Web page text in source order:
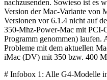
nachzusenden. Sowieso ist es
Version der Mac-Variante von
Versionen vor 6.1.4 nicht auf
350-Mhz-Power-Mac mit PCI-
Programm genommen) laufen.
Probleme mit dem aktuellen
iMac (DV) mit 350 bzw. 400
# Infobox 1: Alle G4-Modelle